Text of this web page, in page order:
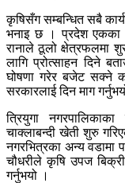
कृषिसँग सम्बन्धित सबै
भनाइ छ । प्रदेश एकका
रानाले ठूलो क्षेत्रफलमा
लागि प्रोत्साहन दिने
घोषणा गरेर बजेट सक्ने
सरकारलाई दिन माग
त्रियुगा
चाक्लाबन्दी खेती शुरु
नगरभित्रका अन्य वडामा
चौधरीले कृषि उपज
गर्नुभयो ।